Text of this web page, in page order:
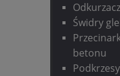
Świdry
betonu